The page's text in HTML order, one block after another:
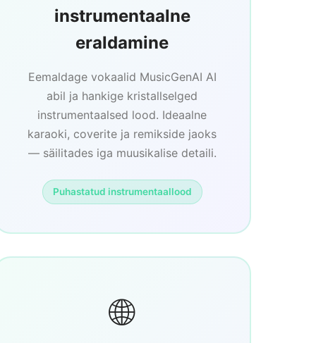
instrumentaalne
eraldamine
Eemaldage vokaalid MusicGenAI AI
abil ja hankige kristallselged
instrumentaalsed lood. Ideaalne
karaoki, coverite ja remikside jaoks
— säilitades iga muusikalise detaili.
Puhastatud instrumentaallood
🌐